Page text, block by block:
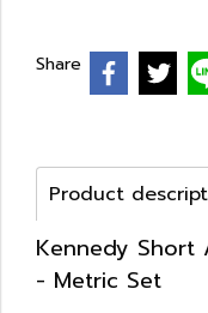
Share
Product
Kennedy Short
- Metric Set